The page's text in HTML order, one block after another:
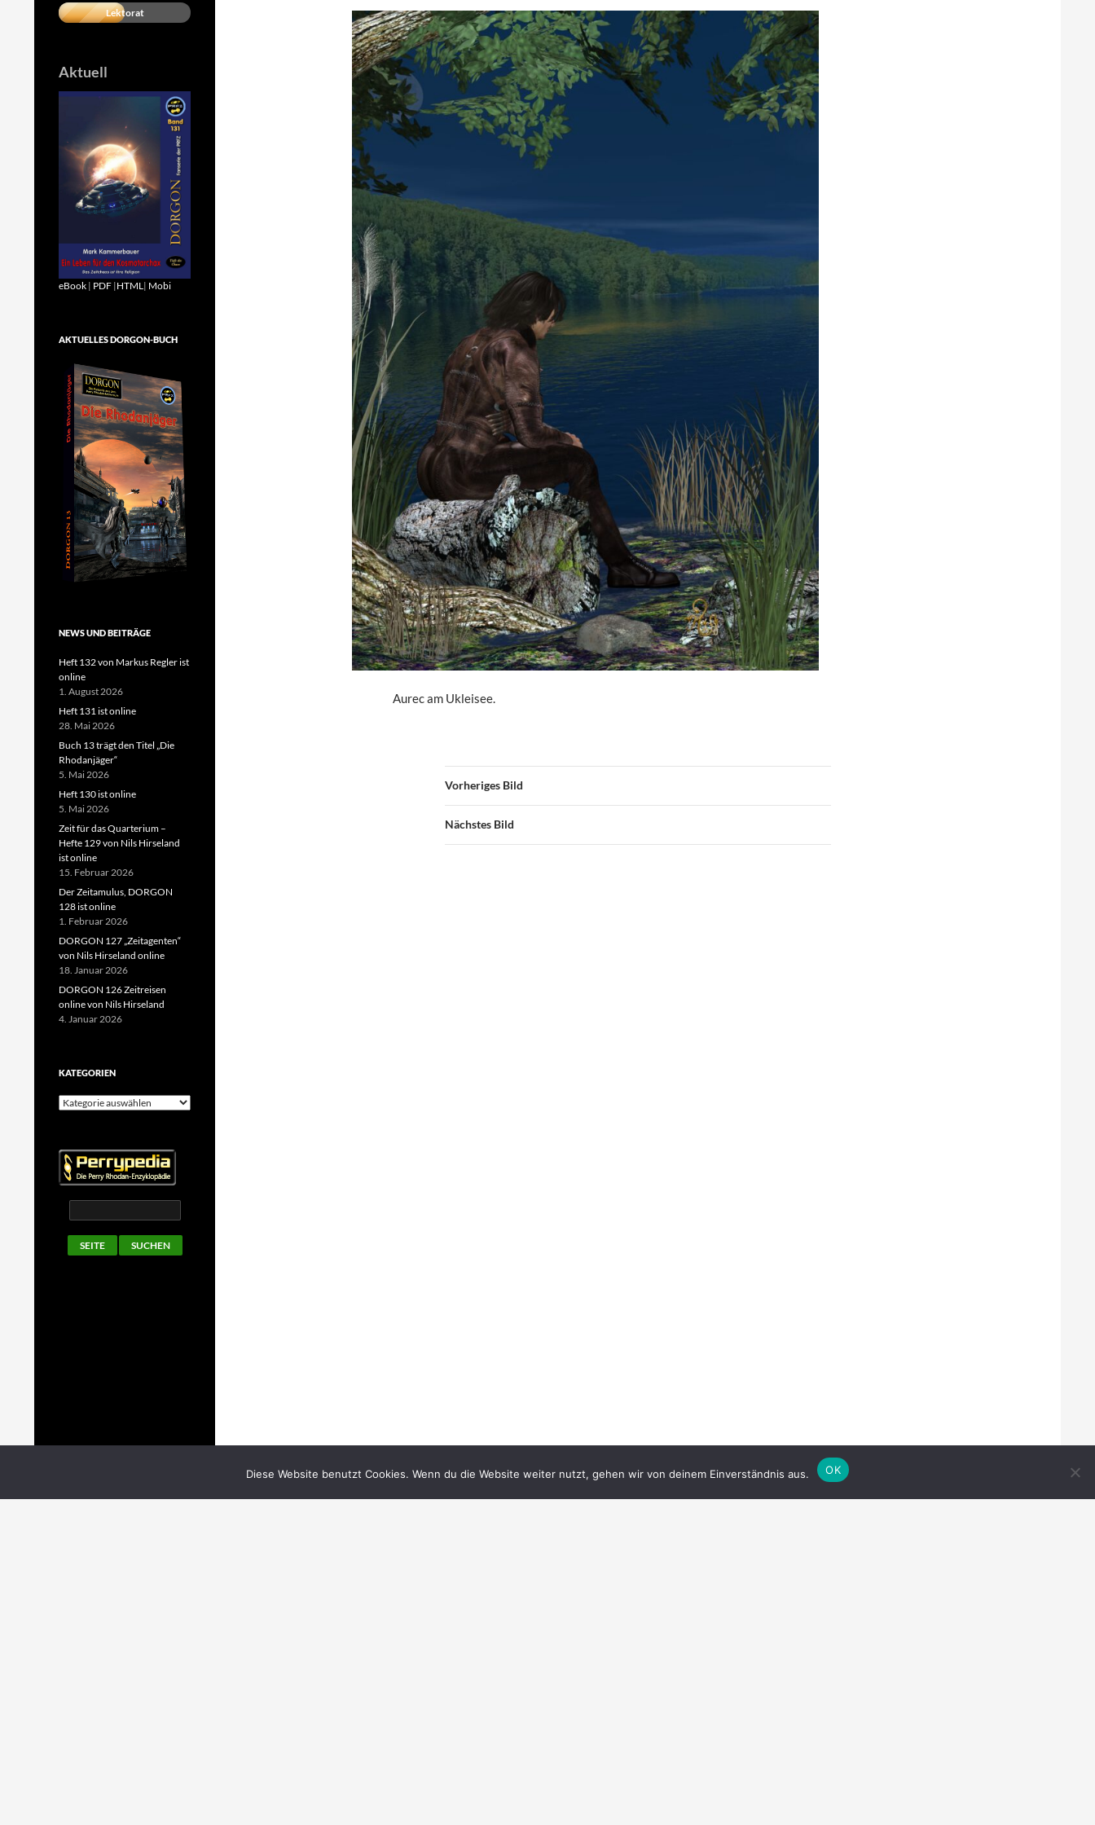
Aurec am Ukleisee.
Vorheriges Bild
Nächstes Bild
Lektorat
Aktuell
eBook | PDF |HTML | Mobi
AKTUELLES DORGON-BUCH
NEWS UND BEITRÄGE
Heft 132 von Markus Regler ist
online
1. August 2026
Heft 131 ist online
28. Mai 2026
Buch 13 trägt den Titel „Die
Rhodanjäger“
5. Mai 2026
Heft 130 ist online
5. Mai 2026
Zeit für das Quarterium –
Hefte 129 von Nils Hirseland
ist online
15. Februar 2026
Der Zeitamulus, DORGON
128 ist online
1. Februar 2026
DORGON 127 „Zeitagenten“
von Nils Hirseland online
18. Januar 2026
DORGON 126 Zeitreisen
online von Nils Hirseland
4. Januar 2026
KATEGORIEN
Kategorien
Diese Website benutzt Cookies. Wenn du die Website weiter nutzt, gehen wir von deinem Einverständnis aus. OK